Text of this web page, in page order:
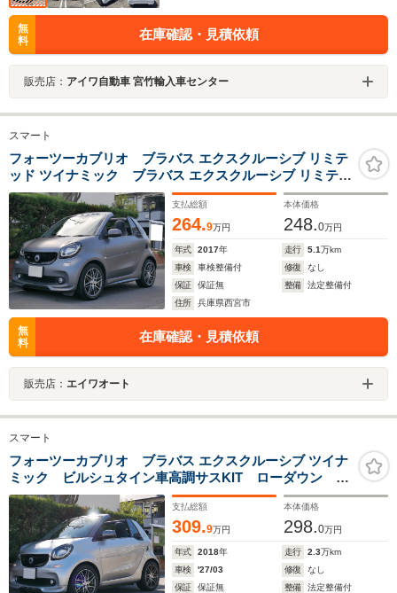
無
料
在庫確認・見積依頼
販売店： アイワ自動車 宮竹輸入車センター
スマート
フォーツーカブリオ ブラバス エクスクルーシブ リミテ
ッド ツイナミック ブラバス エクスクルーシブ リミテッ
ド ツイナミック チタニアマットグレー ブラックレザ
ー
支払総額
264.9万円
本体価格
248.0万円
年式 2017年 走行 5.1万km
車検
車検整備付 修復
なし
保証
保証無 整備
法定整備付
住所
兵庫県西宮市
無
料
在庫確認・見積依頼
販売店： エイワオート
スマート
フォーツーカブリオ ブラバス エクスクルーシブ ツイナ
ミック ビルシュタイン車高調サスKIT ローダウン 社
外BASTUCKステンマフラー グレーソフトトップ フ
ローティングナビTV バックカメラ 専用ブラックレザ
ー 専用16&17Brabusアルミ パドルシフト レザーダ
ッシュ
支払総額
309.9万円
本体価格
298.0万円
年式 2018年 走行 2.3万km
車検
'27/03 修復
なし
保証
保証無 整備
法定整備付